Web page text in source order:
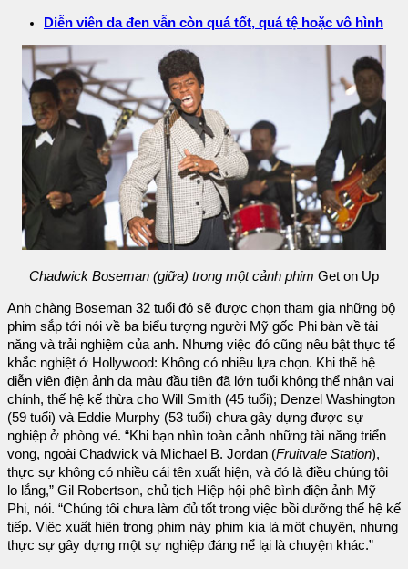
Diễn viên da đen vẫn còn quá tốt, quá tệ hoặc vô hình
Chadwick Boseman (giữa) trong một cảnh phim Get on Up
Anh chàng Boseman 32 tuổi đó sẽ được chọn tham gia những bộ
phim sắp tới nói về ba biểu tượng người Mỹ gốc Phi bàn về tài
năng và trải nghiệm của anh. Nhưng việc đó cũng nêu bật thực tế
khắc nghiệt ở Hollywood: Không có nhiều lựa chọn. Khi thế hệ
diễn viên điện ảnh da màu đầu tiên đã lớn tuổi không thể nhận vai
chính, thế hệ kế thừa cho Will Smith (45 tuổi); Denzel Washington
(59 tuổi) và Eddie Murphy (53 tuổi) chưa gây dựng được sự
nghiệp ở phòng vé. “Khi bạn nhìn toàn cảnh những tài năng triển
vọng, ngoài Chadwick và Michael B. Jordan (Fruitvale Station),
thực sự không có nhiều cái tên xuất hiện, và đó là điều chúng tôi
lo lắng,” Gil Robertson, chủ tịch Hiệp hội phê bình điện ảnh Mỹ
Phi, nói. “Chúng tôi chưa làm đủ tốt trong việc bồi dưỡng thế hệ kế
tiếp. Việc xuất hiện trong phim này phim kia là một chuyện, nhưng
thực sự gây dựng một sự nghiệp đáng nể lại là chuyện khác.”